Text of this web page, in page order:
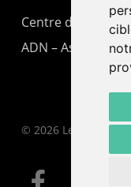
Centre de culture
ADN –
© 2026 Le Pommier.
facebook